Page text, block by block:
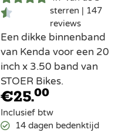
sterren | 147
reviews
Een dikke binnenband
van Kenda voor een 20
inch x 3.50 band van
STOER Bikes.
€25.00
Inclusief btw
14 dagen bedenktijd